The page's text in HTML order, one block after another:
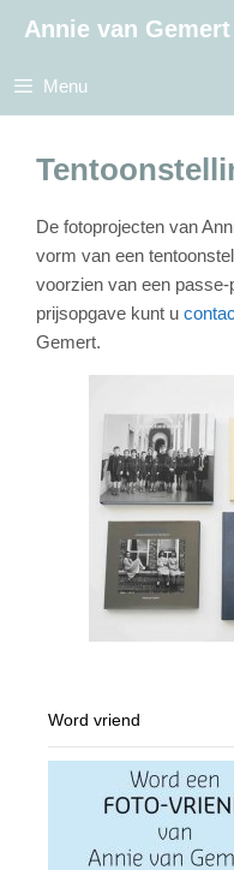
naar
inhoud
Annie van
Menu
De fotoprojecten van
vorm van een
voorzien van een
prijsopgave kunt u
Gemert.
Word vriend